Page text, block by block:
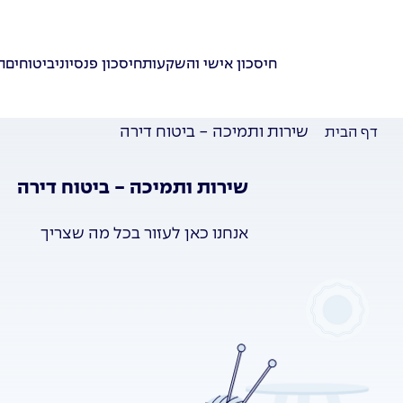
חיסכון אישי והשקעותחיסכון פנסיוניביטוחים
שירות ותמיכה - ביטוח דירה
אנחנו כאן לעזור בכל מה שצריך
דף הבית שירות ותמיכה - ביטוח דירה